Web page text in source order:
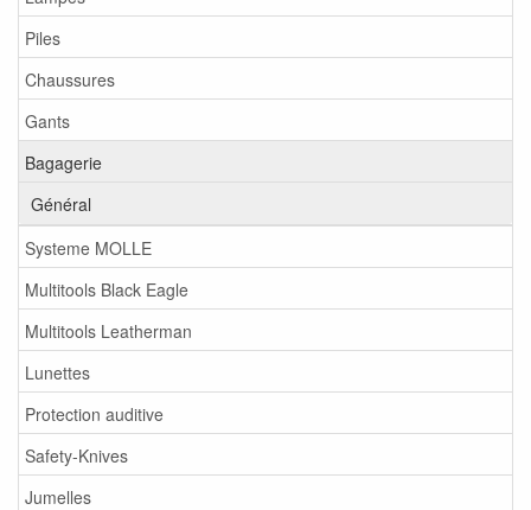
Piles
Chaussures
Gants
Bagagerie
Général
Systeme MOLLE
Multitools Black Eagle
Multitools Leatherman
Lunettes
Protection auditive
Safety-Knives
Jumelles